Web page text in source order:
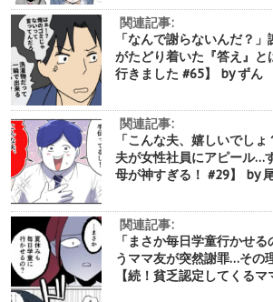
関連記事:
「なんで謝らないんだ？
がたどり着いた『答え』と
行きました #65】 by ずん
関連記事:
「こんな夫、嬉しいでし
夫が女性社員にアピール…
母が神すぎる！ #29】 by
関連記事:
「まさか毎日学童行かせ
うママ友が突然謝罪…その
【続！貧乏認定してくる